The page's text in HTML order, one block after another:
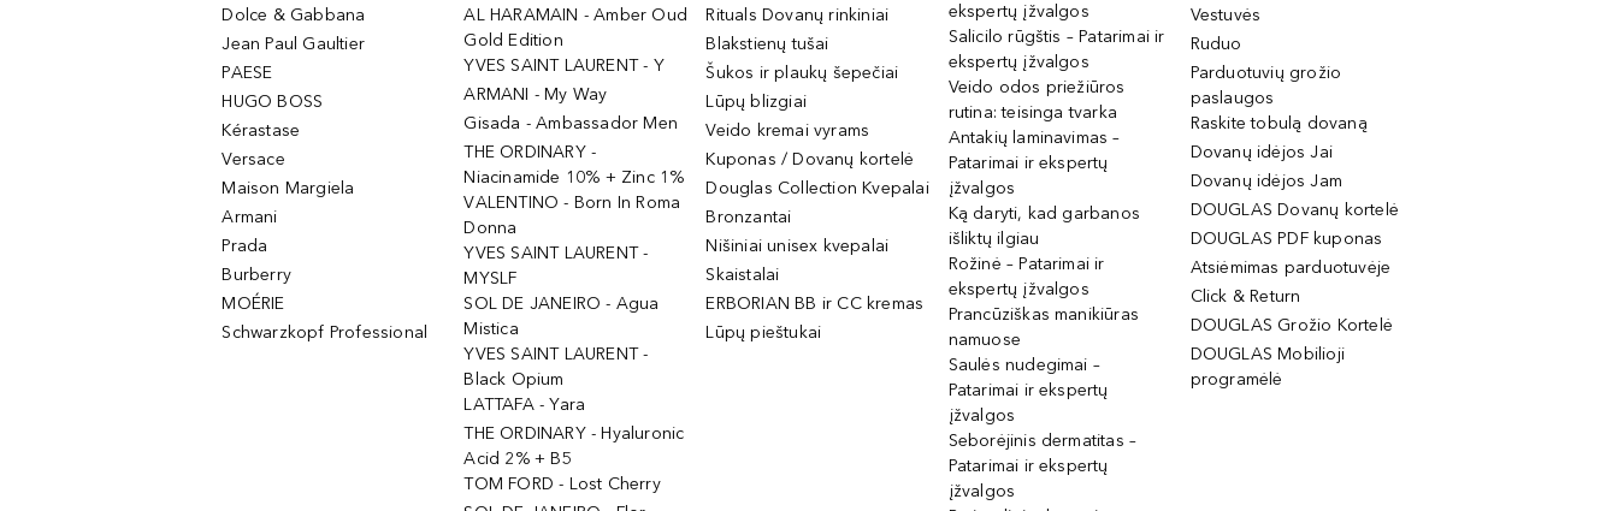
Dolce & Gabbana
Jean Paul Gaultier
PAESE
HUGO BOSS
Kérastase
Versace
Maison Margiela
Armani
Prada
Burberry
MOÉRIE
Schwarzkopf Professional
AL HARAMAIN - Amber Oud
Gold Edition
YVES SAINT LAURENT - Y
ARMANI - My Way
Gisada - Ambassador Men
THE ORDINARY -
Niacinamide 10% + Zinc 1%
VALENTINO - Born In Roma
Donna
YVES SAINT LAURENT -
MYSLF
SOL DE JANEIRO - Agua
Mistica
YVES SAINT LAURENT -
Black Opium
LATTAFA - Yara
THE ORDINARY - Hyaluronic
Acid 2% + B5
TOM FORD - Lost Cherry
Rituals Dovanų rinkiniai
Blakstienų tušai
Šukos ir plaukų šepečiai
Lūpų blizgiai
Veido kremai vyrams
Kuponas / Dovanų kortelė
Douglas Collection Kvepalai
Bronzantai
Nišiniai unisex kvepalai
Skaistalai
ERBORIAN BB ir CC kremas
Lūpų pieštukai
ekspertų įžvalgos
Salicilo rūgštis – Patarimai ir
ekspertų įžvalgos
Veido odos priežiūros
rutina: teisinga tvarka
Antakių laminavimas –
Patarimai ir ekspertų
įžvalgos
Ką daryti, kad garbanos
išliktų ilgiau
Rožinė – Patarimai ir
ekspertų įžvalgos
Prancūziškas manikiūras
namuose
Saulės nudegimai –
Patarimai ir ekspertų
įžvalgos
Seborėjinis dermatitas –
Patarimai ir ekspertų
įžvalgos
Vestuvės
Ruduo
Parduotuvių grožio
paslaugos
Raskite tobulą dovaną
Dovanų idėjos Jai
Dovanų idėjos Jam
DOUGLAS Dovanų kortelė
DOUGLAS PDF kuponas
Atsiėmimas parduotuvėje
Click & Return
DOUGLAS Grožio Kortelė
DOUGLAS Mobilioji
programėlė